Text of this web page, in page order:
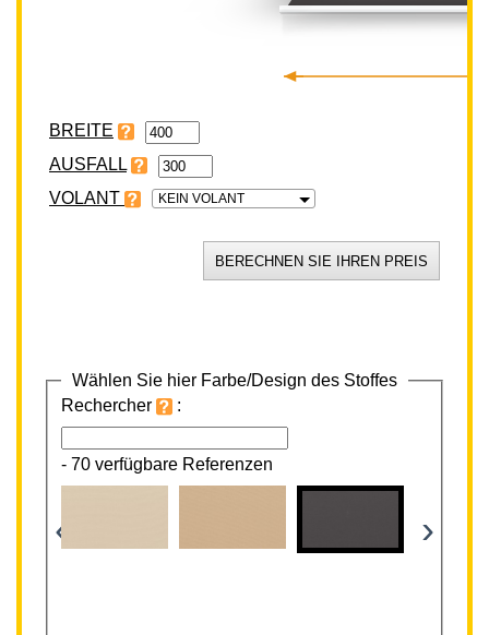
BREITE
VOLANT KEIN VOLANT
Wählen Sie hier Farbe/Design des Stoffes
Rechercher
:
- 70 verfügbare Referenzen
‹ ›